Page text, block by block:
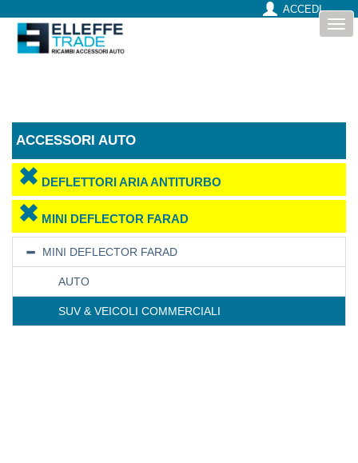
ACCEDI
ACCESSORI AUTO
DEFLETTORI ARIA ANTITURBO
MINI DEFLECTOR FARAD
MINI DEFLECTOR FARAD
AUTO
SUV & VEICOLI COMMERCIALI